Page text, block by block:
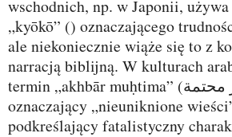
wschodnich, np. w Japonii,
„kyōkō” () oznaczającego
ale niekoniecznie wiąże się to z
narracją biblijną. W kulturach
termin „akhbār muḥtima” (أخبار محتمة)
oznaczający „nieuniknione
podkreślający fatalistyczny